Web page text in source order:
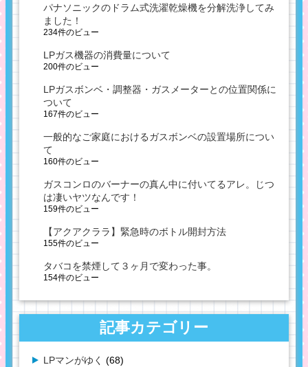
パナソニックのドラム式洗濯乾燥機を分解洗浄してみ
ました！
234件のビュー
LPガス機器の消費量について
200件のビュー
LPガスボンベ・調整器・ガスメーターとの位置関係に
ついて
167件のビュー
一般的なご家庭におけるガスボンベの設置場所につい
て
160件のビュー
ガスコンロのバーナーの真ん中に付いてるアレ。じつ
は凄いヤツなんです！
159件のビュー
【アクアクララ】緊急時のボトル開封方法
155件のビュー
タバコを禁煙して３ヶ月で変わった事。
154件のビュー
記事カテゴリー
LPマンがゆく (68)